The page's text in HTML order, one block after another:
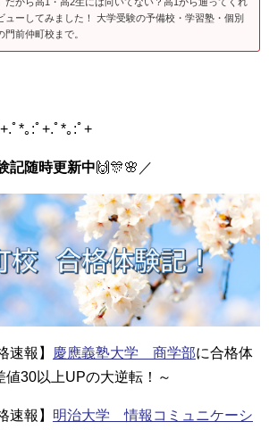
ューしてみました！ 大学受験の予備校・学習塾・個別
前仲町校まで。
ﾟ*｡:ﾟ+.ﾟ*｡:ﾟ+
記随時更新中 🙌 🎊🌸 ／
速報】 慶應義塾大学 商学部に合格体
値30以上UPの大逆転！～
速報】 明治大学 情報コミュニケーシ